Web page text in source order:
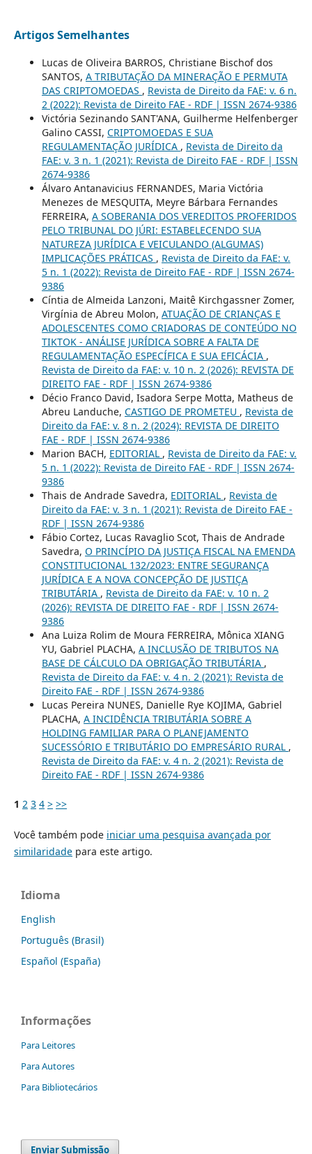
Artigos Semelhantes
Lucas de Oliveira BARROS, Christiane Bischof dos
SANTOS, A TRIBUTAÇÃO DA MINERAÇÃO E PERMUTA
DAS CRIPTOMOEDAS , Revista de Direito da FAE: v. 6 n.
2 (2022): Revista de Direito FAE - RDF | ISSN 2674-9386
Victória Sezinando SANT'ANA, Guilherme Helfenberger
Galino CASSI, CRIPTOMOEDAS E SUA
REGULAMENTAÇÃO JURÍDICA , Revista de Direito da
FAE: v. 3 n. 1 (2021): Revista de Direito FAE - RDF | ISSN
2674-9386
Álvaro Antanavicius FERNANDES, Maria Victória
Menezes de MESQUITA, Meyre Bárbara Fernandes
FERREIRA, A SOBERANIA DOS VEREDITOS PROFERIDOS
PELO TRIBUNAL DO JÚRI: ESTABELECENDO SUA
NATUREZA JURÍDICA E VEICULANDO (ALGUMAS)
IMPLICAÇÕES PRÁTICAS , Revista de Direito da FAE: v.
5 n. 1 (2022): Revista de Direito FAE - RDF | ISSN 2674-
9386
Cíntia de Almeida Lanzoni, Maitê Kirchgassner Zomer,
Virgínia de Abreu Molon, ATUAÇÃO DE CRIANÇAS E
ADOLESCENTES COMO CRIADORAS DE CONTEÚDO NO
TIKTOK - ANÁLISE JURÍDICA SOBRE A FALTA DE
REGULAMENTAÇÃO ESPECÍFICA E SUA EFICÁCIA ,
Revista de Direito da FAE: v. 10 n. 2 (2026): REVISTA DE
DIREITO FAE - RDF | ISSN 2674-9386
Décio Franco David, Isadora Serpe Motta, Matheus de
Abreu Landuche, CASTIGO DE PROMETEU , Revista de
Direito da FAE: v. 8 n. 2 (2024): REVISTA DE DIREITO
FAE - RDF | ISSN 2674-9386
Marion BACH, EDITORIAL , Revista de Direito da FAE: v.
5 n. 1 (2022): Revista de Direito FAE - RDF | ISSN 2674-
9386
Thais de Andrade Savedra, EDITORIAL , Revista de
Direito da FAE: v. 3 n. 1 (2021): Revista de Direito FAE -
RDF | ISSN 2674-9386
Fábio Cortez, Lucas Ravaglio Scot, Thais de Andrade
Savedra, O PRINCÍPIO DA JUSTIÇA FISCAL NA EMENDA
CONSTITUCIONAL 132/2023: ENTRE SEGURANÇA
JURÍDICA E A NOVA CONCEPÇÃO DE JUSTIÇA
TRIBUTÁRIA , Revista de Direito da FAE: v. 10 n. 2
(2026): REVISTA DE DIREITO FAE - RDF | ISSN 2674-
9386
Ana Luiza Rolim de Moura FERREIRA, Mônica XIANG
YU, Gabriel PLACHA, A INCLUSÃO DE TRIBUTOS NA
BASE DE CÁLCULO DA OBRIGAÇÃO TRIBUTÁRIA ,
Revista de Direito da FAE: v. 4 n. 2 (2021): Revista de
Direito FAE - RDF | ISSN 2674-9386
Lucas Pereira NUNES, Danielle Rye KOJIMA, Gabriel
PLACHA, A INCIDÊNCIA TRIBUTÁRIA SOBRE A
HOLDING FAMILIAR PARA O PLANEJAMENTO
SUCESSÓRIO E TRIBUTÁRIO DO EMPRESÁRIO RURAL ,
Revista de Direito da FAE: v. 4 n. 2 (2021): Revista de
Direito FAE - RDF | ISSN 2674-9386
1 2 3 4 > >>
Você também pode iniciar uma pesquisa avançada por
similaridadepara este artigo.
Idioma
English
Português (Brasil)
Español (España)
Informações
Para Leitores
Para Autores
Para Bibliotecários
Enviar Submissão